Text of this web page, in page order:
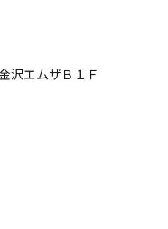
沢エムザＢ１Ｆ